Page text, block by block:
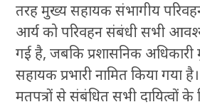
तरह मुख्य सहायक संभागीय
आर्य को परिवहन संबंधी सभी
गई है, जबकि प्रशासनिक
सहायक प्रभारी नामित किया गया
मतपत्रों से संबंधित सभी दायित्वों के